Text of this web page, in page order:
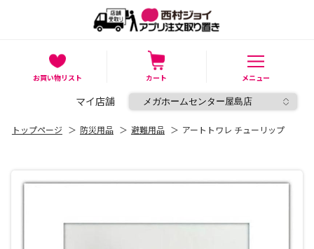
お買い物リスト カート メニュー
マイ店舗
トップページ ＞ 防災用品 ＞ 避難用品 ＞ アートトワレ チューリップ